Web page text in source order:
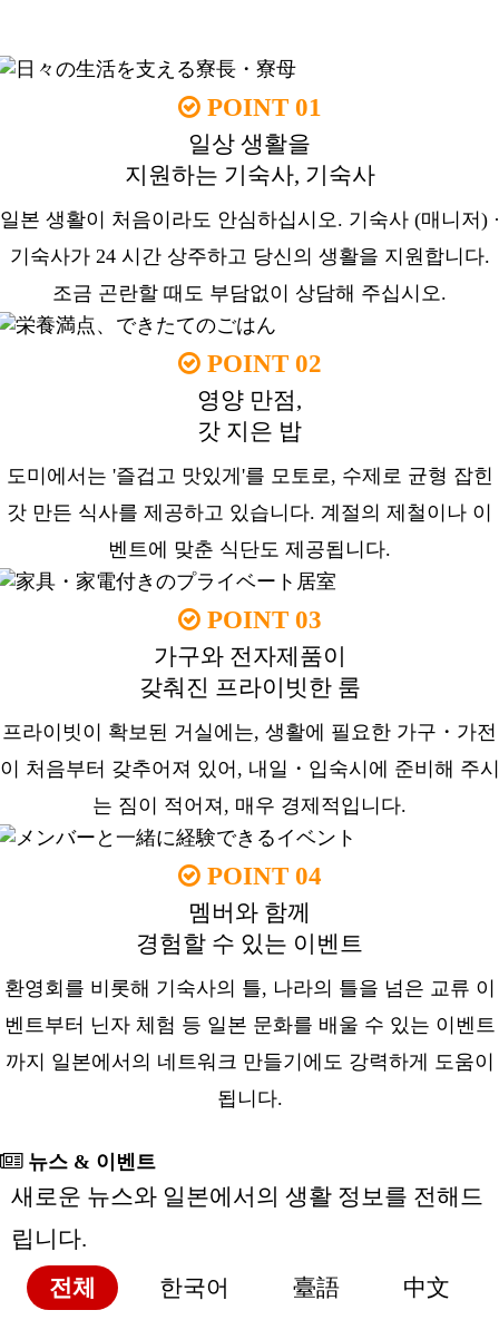
POINT 01
일상 생활을
지원하는 기숙사, 기숙사
일본 생활이 처음이라도 안심하십시오. 기숙사 (매니저) ·
기숙사가 24 시간 상주하고 당신의 생활을 지원합니다.
조금 곤란할 때도 부담없이 상담해 주십시오.
POINT 02
영양 만점,
갓 지은 밥
도미에서는 '즐겁고 맛있게'를 모토로, 수제로 균형 잡힌
갓 만든 식사를 제공하고 있습니다. 계절의 제철이나 이
벤트에 맞춘 식단도 제공됩니다.
POINT 03
가구와 전자제품이
갖춰진 프라이빗한 룸
프라이빗이 확보된 거실에는, 생활에 필요한 가구・가전
이 처음부터 갖추어져 있어, 내일・입숙시에 준비해 주시
는 짐이 적어져, 매우 경제적입니다.
POINT 04
멤버와 함께
경험할 수 있는 이벤트
환영회를 비롯해 기숙사의 틀, 나라의 틀을 넘은 교류 이
벤트부터 닌자 체험 등 일본 문화를 배울 수 있는 이벤트
까지 일본에서의 네트워크 만들기에도 강력하게 도움이
됩니다.
뉴스 & 이벤트
새로운 뉴스와 일본에서의 생활 정보를 전해드
립니다.
전체 한국어 臺語
中文